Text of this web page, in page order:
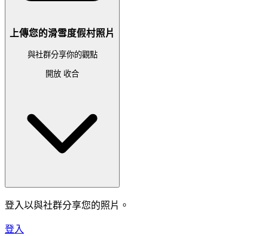
上傳您的滑雪度假村照片
與社群分享你的觀點
開放 收合
登入以與社群分享您的照片。
登入